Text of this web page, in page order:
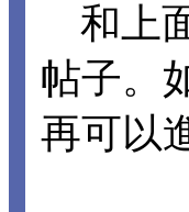
和上
帖子。
再可以